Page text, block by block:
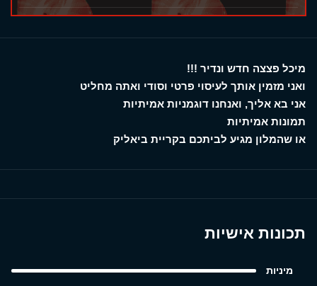
מיכל פצצה חדש ונדיר !!!
ואני מזמין אותך לעיסוי פרטי וסודי ואתה מחליט
אני בא אליך, ואנחנו דוגמניות אמיתיות
תמונות אמיתיות
או שהמלון מגיע לביתכם בקריית ביאליק
תכונות אישיות
מיניות